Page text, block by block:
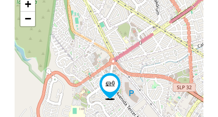
+
−